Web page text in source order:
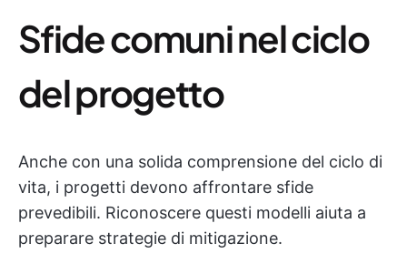
Sfide comuni nel ciclo
del progetto
Anche con una solida comprensione del ciclo di
vita, i progetti devono affrontare sfide
prevedibili. Riconoscere questi modelli aiuta a
preparare strategie di mitigazione.